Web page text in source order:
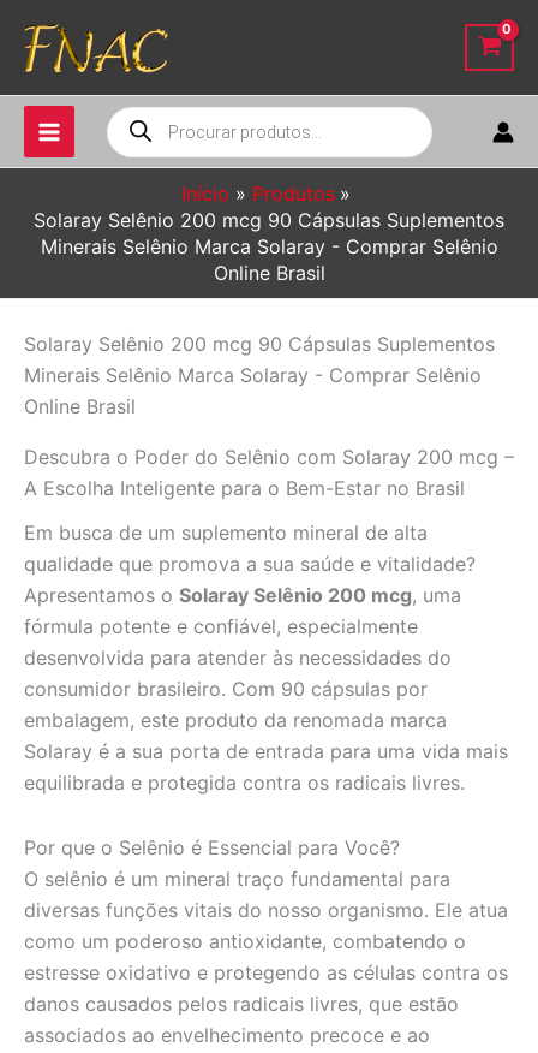
para
conteúdo
Pesquisar
produtos
Início
Produtos
Solaray Selênio 200 mcg 90 Cápsulas Suplementos
Minerais Selênio Marca Solaray - Comprar Selênio
Online Brasil
Solaray Selênio 200 mcg 90 Cápsulas Suplementos
Minerais Selênio Marca Solaray - Comprar Selênio
Online Brasil
Descubra o Poder do Selênio com Solaray 200 mcg –
A Escolha Inteligente para o Bem-Estar no Brasil
Em busca de um suplemento mineral de alta
qualidade que promova a sua saúde e vitalidade?
Apresentamos o Solaray Selênio 200 mcg, uma
fórmula potente e confiável, especialmente
desenvolvida para atender às necessidades do
consumidor brasileiro. Com 90 cápsulas por
embalagem, este produto da renomada marca
Solaray é a sua porta de entrada para uma vida mais
equilibrada e protegida contra os radicais livres.
Por que o Selênio é Essencial para Você?
O selênio é um mineral traço fundamental para
diversas funções vitais do nosso organismo. Ele atua
como um poderoso antioxidante, combatendo o
estresse oxidativo e protegendo as células contra os
danos causados pelos radicais livres, que estão
associados ao envelhecimento precoce e ao